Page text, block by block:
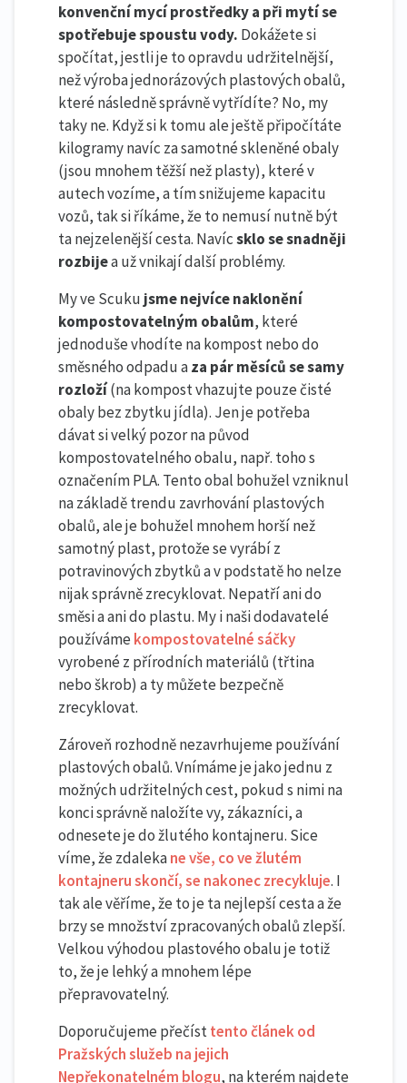
konvenční mycí prostředky a při mytí se
spotřebuje spoustu vody. Dokážete si
spočítat, jestli je to opravdu udržitelnější,
než výroba jednorázových plastových obalů,
které následně správně vytřídíte? No, my
taky ne. Když si k tomu ale ještě připočítáte
kilogramy navíc za samotné skleněné obaly
(jsou mnohem těžší než plasty), které v
autech vozíme, a tím snižujeme kapacitu
vozů, tak si říkáme, že to nemusí nutně být
ta nejzelenější cesta. Navícsklo se snadněji
rozbijea už vnikají další problémy.
My ve Scuku jsme nejvíce naklonění
kompostovatelným obalům, které
jednoduše vhodíte na kompost nebo do
směsného odpadu aza pár měsíců se samy
rozloží(na kompost vhazujte pouze čisté
obaly bez zbytku jídla). Jen je potřeba
dávat si velký pozor na původ
kompostovatelného obalu, např. toho s
označením PLA. Tento obal bohužel vzniknul
na základě trendu zavrhování plastových
obalů, ale je bohužel mnohem horší než
samotný plast, protože se vyrábí z
potravinových zbytků a v podstatě ho nelze
nijak správně zrecyklovat. Nepatří ani do
směsi a ani do plastu. My i naši dodavatelé
používáme kompostovatelné sáčky
vyrobené z přírodních materiálů (třtina
nebo škrob) a ty můžete bezpečně
zrecyklovat.
Zároveň rozhodně nezavrhujeme používání
plastových obalů. Vnímáme je jako jednu z
možných udržitelných cest, pokud s nimi na
konci správně naložíte vy, zákazníci, a
odnesete je do žlutého kontajneru. Sice
víme, že zdalekane vše, co ve žlutém
kontajneru skončí, se nakonec zrecykluje. I
tak ale věříme, že to je ta nejlepší cesta a že
brzy se množství zpracovaných obalů zlepší.
Velkou výhodou plastového obalu je totiž
to, že je lehký a mnohem lépe
přepravovatelný.
Doporučujeme přečísttento článek od
Pražských služeb na jejich
Nepřekonatelném blogu, na kterém najdete